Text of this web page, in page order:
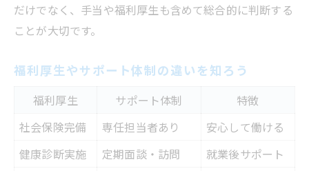
だけでなく、手当や福利厚生も含めて総合的に判断する
ことが大切です。
福利厚生やサポート体制の違いを知ろう
福利厚生 サポート体制
特徴
社会保険完備
専任担当者あり
安心して働ける
健康診断実施
定期面談・訪問
就業後サポート